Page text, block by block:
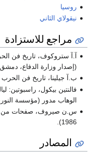
روسيا
نيقولاي الثاني
مراجع للاستزادة
آ.آ ستروكوف، تاريخ فن
(إصدار وزارة الدفاع، دمشق 1968).
ب.آ جيلينا، تاريخ فن الحرب
فالنتين بيكول، راسبوتين:
الوهاب مدور (مؤسسة النوري
س.ن صيروف، صفحات من
1986).
المصادر